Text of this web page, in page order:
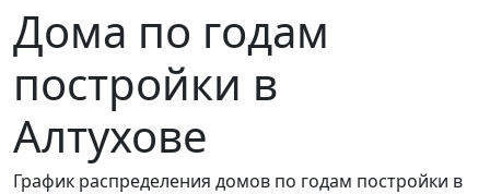
Дома по годам
постройки в
Алтухове
График распределения домов по годам постройки в